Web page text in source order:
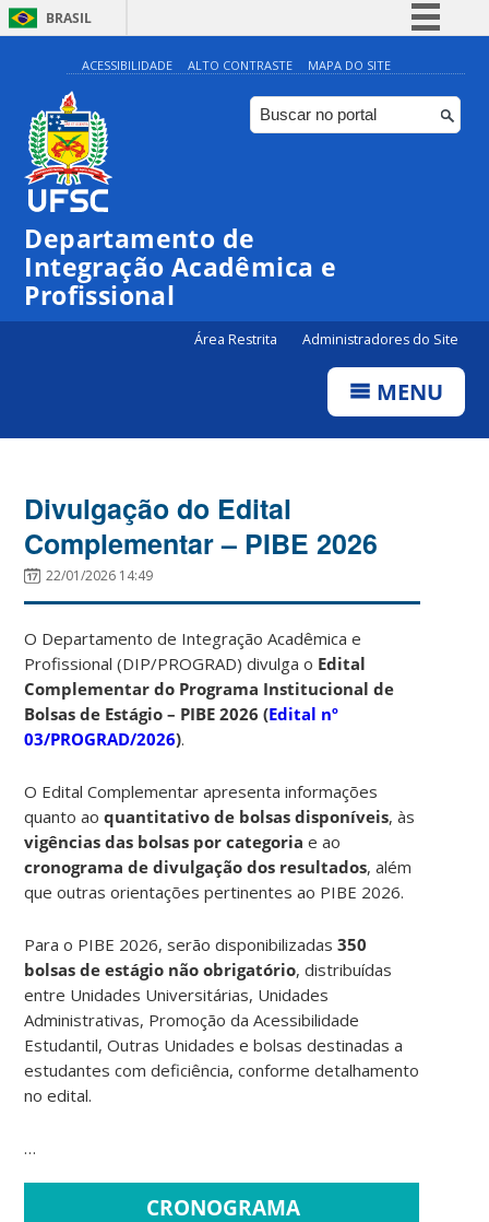
BRASIL
Simplifique!
Comunica BR
Participe
ACESSIBILIDADE ALTO CONTRASTE MAPA DO SITE
Departamento de
Integração Acadêmica e
Profissional
Área Restrita Administradores do Site
MENU
Divulgação do Edital
Complementar – PIBE 2026
22/01/2026 14:49
O Departamento de Integração Acadêmica e
Profissional (DIP/PROGRAD) divulga o Edital
Complementar do Programa Institucional de
Bolsas de Estágio – PIBE 2026 (Edital nº
03/PROGRAD/2026).
O Edital Complementar apresenta informações
quanto aoquantitativo de bolsas disponíveis, às
vigências das bolsas por categoria e ao
cronograma de divulgação dos resultados, além
que outras orientações pertinentes ao PIBE 2026.
Para o PIBE 2026, serão disponibilizadas350
bolsas de estágio não obrigatório, distribuídas
entre Unidades Universitárias, Unidades
Administrativas, Promoção da Acessibilidade
Estudantil, Outras Unidades e bolsas destinadas a
estudantes com deficiência, conforme detalhamento
no edital.
…
CRONOGRAMA